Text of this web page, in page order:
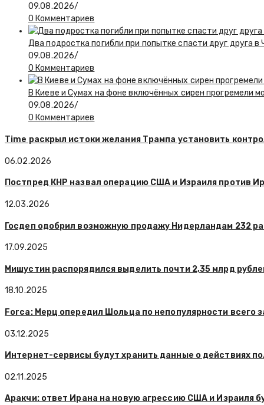
09.08.2026/
0 Комментариев
Два подростка погибли при попытке спасти друг друга в
09.08.2026/
0 Комментариев
В Киеве и Сумах на фоне включённых сирен прогремели
09.08.2026/
0 Комментариев
Time раскрыл истоки желания Трампа установить
06.02.2026
Постпред КНР назвал операцию США и Израиля против
12.03.2026
Госдеп одобрил возможную продажу Нидерландам 232
17.09.2025
Мишустин распорядился выделить почти 2,35 млрд
18.10.2025
Forca: Мерц опередил Шольца по непопулярности всего
03.12.2025
Интернет-сервисы будут хранить данные о действиях
02.11.2025
Аракчи: ответ Ирана на новую агрессию США и Израиля